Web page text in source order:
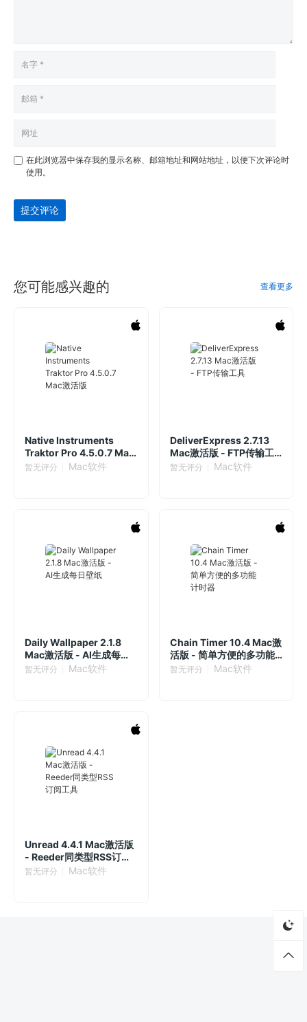
在此浏览器中保存我的显示名称、邮箱地址和网站地址，以便下次评论时
使用。
提交评论
您可能感兴趣的 查看更多
Native Instruments
Traktor Pro 4.5.0.7 Mac
激活版
暂无评分 Mac软件
DeliverExpress 2.7.13
Mac激活版 - FTP传输工
具
暂无评分 Mac软件
Daily Wallpaper 2.1.8
Mac激活版 - AI生成每日
壁纸
暂无评分 Mac软件
Chain Timer 10.4 Mac激
活版 - 简单方便的多功能
计时器
暂无评分 Mac软件
Unread 4.4.1 Mac激活版
- Reeder同类型RSS订阅
工具
暂无评分 Mac软件